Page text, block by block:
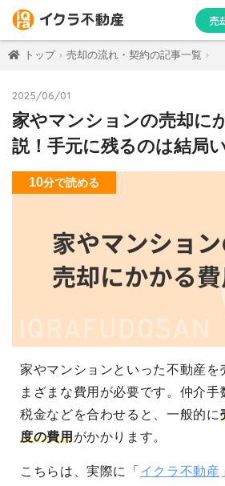
売
トップ 売却の流れ・契約の記事一覧
2025/06/01
家やマンションの売却に
説！手元に残るのは結局
10分で読める
家やマンションといった不動産を
まざまな費用が必要です。仲介手
税金などを合わせると、一般的に
度の費用がかかります。
こちらは、実際に「 イクラ不動産